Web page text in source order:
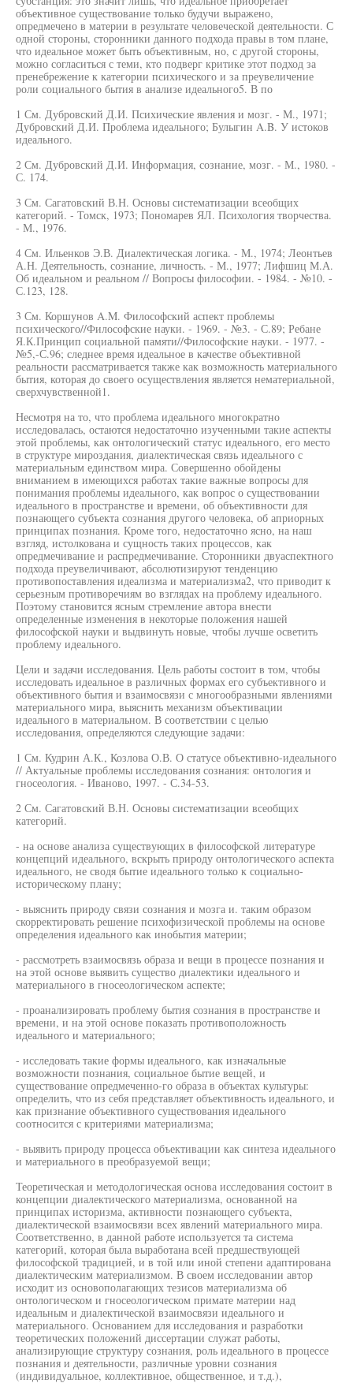
объективное существование только будучи выражено,
опредмечено в материи в результате человеческой деятельности. С
одной стороны, сторонники данного подхода правы в том плане,
что идеальное может быть объективным, но, с другой стороны,
можно согласиться с теми, кто подверг критике этот подход за
пренебрежение к категории психического и за преувеличение
роли социального бытия в анализе идеального5. В по
1 См. Дубровский Д.И. Психические явления и мозг. - М., 1971;
Дубровский Д.И. Проблема идеального; Булыгин A.B. У истоков
идеального.
2 См. Дубровский Д.И. Информация, сознание, мозг. - М., 1980. -
С. 174.
3 См. Сагатовский В.Н. Основы систематизации всеобщих
категорий. - Томск, 1973; Пономарев ЯЛ. Психология творчества.
- М., 1976.
4 См. Ильенков Э.В. Диалектическая логика. - М., 1974; Леонтьев
А.Н. Деятельность, сознание, личность. - М., 1977; Лифшиц М.А.
Об идеальном и реальном // Вопросы философии. - 1984. - №10. -
С.123, 128.
3 См. Коршунов A.M. Философский аспект проблемы
психического//Философские науки. - 1969. - №3. - С.89; Ребане
Я.К.Принцип социальной памяти//Философские науки. - 1977. -
№5,-С.96; следнее время идеальное в качестве объективной
реальности рассматривается также как возможность материального
бытия, которая до своего осуществления является нематериальной,
сверхчувственной1.
Несмотря на то, что проблема идеального многократно
исследовалась, остаются недостаточно изученными такие аспекты
этой проблемы, как онтологический статус идеального, его место
в структуре мироздания, диалектическая связь идеального с
материальным единством мира. Совершенно обойдены
вниманием в имеющихся работах такие важные вопросы для
понимания проблемы идеального, как вопрос о существовании
идеального в пространстве и времени, об объективности для
познающего субъекта сознания другого человека, об априорных
принципах познания. Кроме того, недостаточно ясно, на наш
взгляд, истолкована и сущность таких процессов, как
опредмечивание и распредмечивание. Сторонники двуаспектного
подхода преувеличивают, абсолютизируют тенденцию
противопоставления идеализма и материализма2, что приводит к
серьезным противоречиям во взглядах на проблему идеального.
Поэтому становится ясным стремление автора внести
определенные изменения в некоторые положения нашей
философской науки и выдвинуть новые, чтобы лучше осветить
проблему идеального.
Цели и задачи исследования. Цель работы состоит в том, чтобы
исследовать идеальное в различных формах его субъективного и
объективного бытия и взаимосвязи с многообразными явлениями
материального мира, выяснить механизм объективации
идеального в материальном. В соответствии с целью
исследования, определяются следующие задачи:
1 См. Кудрин А.К., Козлова О.В. О статусе объективно-идеального
// Актуальные проблемы исследования сознания: онтология и
гносеология. - Иваново, 1997. - С.34-53.
2 См. Сагатовский В.Н. Основы систематизации всеобщих
категорий.
- на основе анализа существующих в философской литературе
концепций идеального, вскрыть природу онтологического аспекта
идеального, не сводя бытие идеального только к социально-
историческому плану;
- выяснить природу связи сознания и мозга и. таким образом
скорректировать решение психофизической проблемы на основе
определения идеального как инобытия материи;
- рассмотреть взаимосвязь образа и вещи в процессе познания и
на этой основе выявить существо диалектики идеального и
материального в гносеологическом аспекте;
- проанализировать проблему бытия сознания в пространстве и
времени, и на этой основе показать противоположность
идеального и материального;
- исследовать такие формы идеального, как изначальные
возможности познания, социальное бытие вещей, и
существование опредмеченно-го образа в объектах культуры:
определить, что из себя представляет объективность идеального, и
как признание объективного существования идеального
соотносится с критериями материализма;
- выявить природу процесса объективации как синтеза идеального
и материального в преобразуемой вещи;
Теоретическая и методологическая основа исследования состоит в
концепции диалектического материализма, основанной на
принципах историзма, активности познающего субъекта,
диалектической взаимосвязи всех явлений материального мира.
Соответственно, в данной работе используется та система
категорий, которая была выработана всей предшествующей
философской традицией, и в той или иной степени адаптирована
диалектическим материализмом. В своем исследовании автор
исходит из основополагающих тезисов материализма об
онтологическом и гносеологическом примате материи над
идеальным и диалектической взаимосвязи идеального и
материального. Основанием для исследования и разработки
теоретических положений диссертации служат работы,
анализирующие структуру сознания, роль идеального в процессе
познания и деятельности, различные уровни сознания
(индивидуальное, коллективное, общественное, и т.д.),